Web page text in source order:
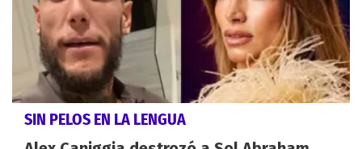
SIN PELOS EN LA LENGUA